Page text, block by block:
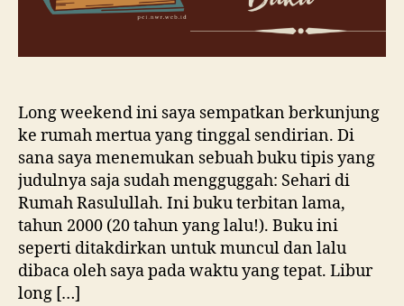
Long weekend ini saya sempatkan berkunjung
ke rumah mertua yang tinggal sendirian. Di
sana saya menemukan sebuah buku tipis yang
judulnya saja sudah mengguggah: Sehari di
Rumah Rasulullah. Ini buku terbitan lama,
tahun 2000 (20 tahun yang lalu!). Buku ini
seperti ditakdirkan untuk muncul dan lalu
dibaca oleh saya pada waktu yang tepat. Libur
long […]